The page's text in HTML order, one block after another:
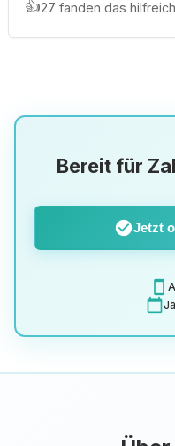
👍27 fanden das hilfreich
Bereit für
check_circleJetzt
smartphone
calendar_today